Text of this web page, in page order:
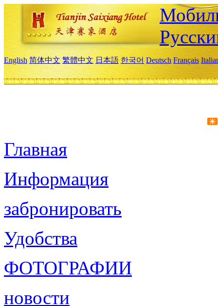
English 简体中文 繁體中文 日本語 한국어 Deutsch Français
Главная
Информация
забронировать
Удобства
ФОТОГРАФИИ
новости